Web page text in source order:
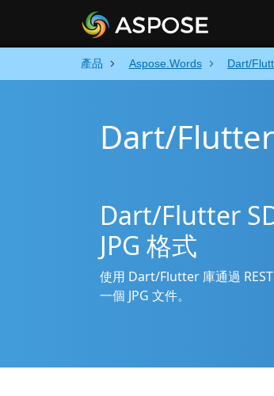
產品 Aspose.Words Dart/
Dart/Flutter
Dart/Flutter
JPG 格式
使用 Dart/Flutter 庫通過
一個 JPG 文件。